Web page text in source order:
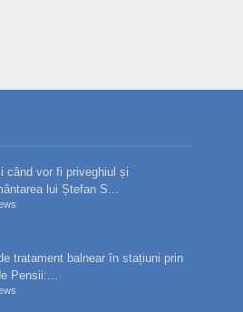
când vor fi priveghiul și
lui Ștefan S...
tratament balnear în stațiuni prin
Pensii:...